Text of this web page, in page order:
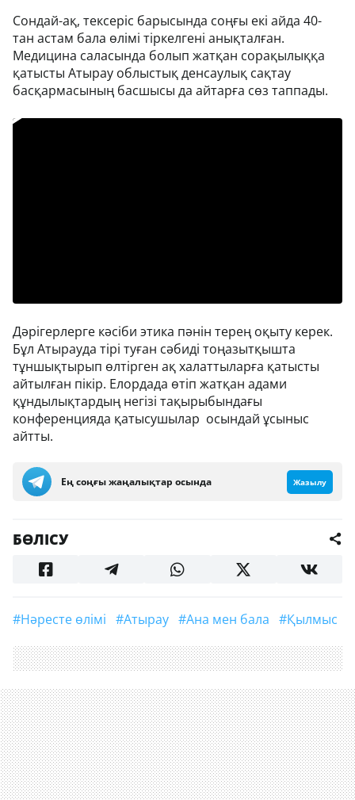
Сондай-ақ, тексеріс барысында соңғы екі айда 40-
тан астам бала өлімі тіркелгені анықталған.
Медицина саласында болып жатқан сорақылыққа
қатысты Атырау облыстық денсаулық сақтау
басқармасының басшысы да айтарға сөз таппады.
Дәрігерлерге кәсіби этика пәнін терең оқыту керек.
Бұл Атырауда тірі туған сәбиді тоңазытқышта
тұншықтырып өлтірген ақ халаттыларға қатысты
айтылған пікір. Елордада өтіп жатқан адами
құндылықтардың негізі тақырыбындағы
конференцияда қатысушылар осындай ұсыныс
айтты.
Ең соңғы жаңалықтар осында Жазылу
БӨЛІСУ
#нәресте өлімі #Атырау #ана мен бала #қылмыс